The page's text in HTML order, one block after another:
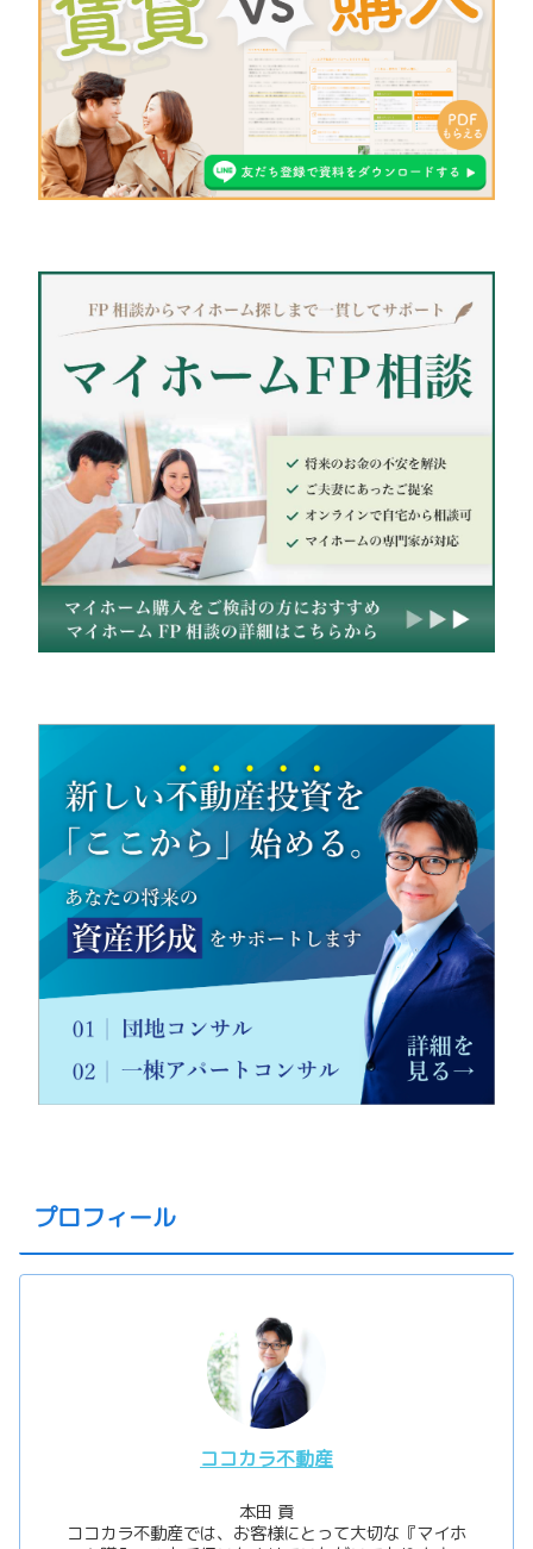
プロフィール
ココカラ不動産
本田 貢
ココカラ不動産では、お客様にとって大切な『マイホ